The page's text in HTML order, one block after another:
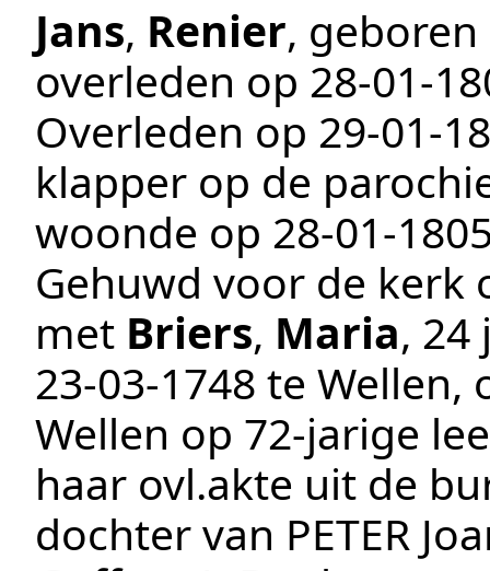
Jans, Renier, geboren
overleden op
Overleden op 29-01-
klapper op de
woonde op
Gehuwd voor de kerk
met Briers, Maria,
23‑03‑1748 te Wellen,
Wellen op 72-jarige
haar ovl.akte uit de
dochter van PETER